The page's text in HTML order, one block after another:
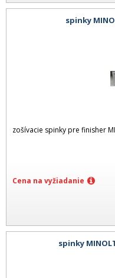
spinky
zošívacie spinky pre finisher
Cena na vyžiadanie
spinky